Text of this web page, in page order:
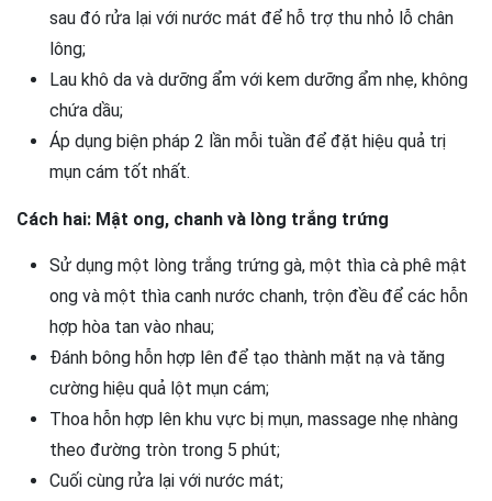
sau đó rửa lại với nước mát để hỗ trợ thu nhỏ lỗ chân
lông;
Lau khô da và dưỡng ẩm với kem dưỡng ẩm nhẹ, không
chứa dầu;
Áp dụng biện pháp 2 lần mỗi tuần để đặt hiệu quả trị
mụn cám tốt nhất.
Cách hai: Mật ong, chanh và lòng trắng trứng
Sử dụng một lòng trắng trứng gà, một thìa cà phê mật
ong và một thìa canh nước chanh, trộn đều để các hỗn
hợp hòa tan vào nhau;
Đánh bông hỗn hợp lên để tạo thành mặt nạ và tăng
cường hiệu quả lột mụn cám;
Thoa hỗn hợp lên khu vực bị mụn, massage nhẹ nhàng
theo đường tròn trong 5 phút;
Cuối cùng rửa lại với nước mát;